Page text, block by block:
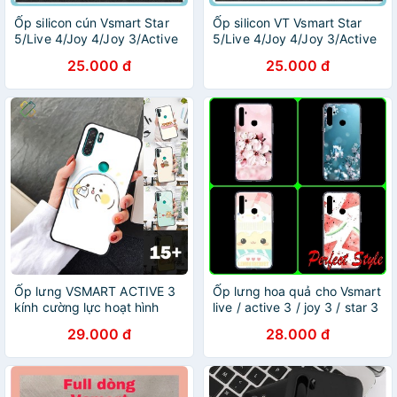
Ốp silicon cún Vsmart Star
5/Live 4/Joy 4/Joy 3/Active
1+/Star 3/Star 4/Active
1/Aris
25.000 đ
Ốp silicon VT Vsmart Star
5/Live 4/Joy 4/Joy 3/Active
1+/Star 3/Star 4/Active
1/Aris
25.000 đ
Ốp lưng VSMART ACTIVE 3
kính cường lực hoạt hình
29.000 đ
Ốp lưng hoa quả cho Vsmart
live / active 3 / joy 3 / star 3
joy 1 plus/ active 1 plus ..
28.000 đ